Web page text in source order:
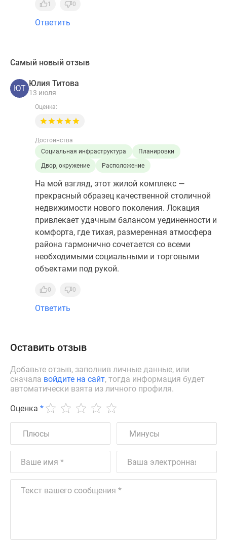
1 0
Ответить
Самый новый отзыв
ЮТ
Юлия Титова
13 июля
Оценка:
Достоинства
Социальная инфраструктура
Планировки
Двор, окружение
Расположение
На мой взгляд, этот жилой комплекс —
прекрасный образец качественной столичной
недвижимости нового поколения. Локация
привлекает удачным балансом уединенности и
комфорта, где тихая, размеренная атмосфера
района гармонично сочетается со всеми
необходимыми социальными и торговыми
объектами под рукой.
0 0
Ответить
Оставить отзыв
Добавьте отзыв, заполнив личные данные, или
сначала войдите на сайт, тогда информация будет
автоматически взята из личного профиля.
Оценка *